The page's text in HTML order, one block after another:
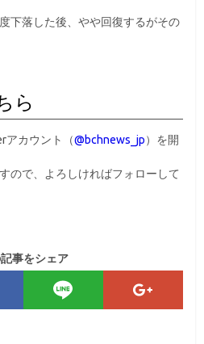
下落した後、やや回復するがその
ら
アカウント（@bchnews_jp） を開
ので、よろしければフォローして
事をシェア